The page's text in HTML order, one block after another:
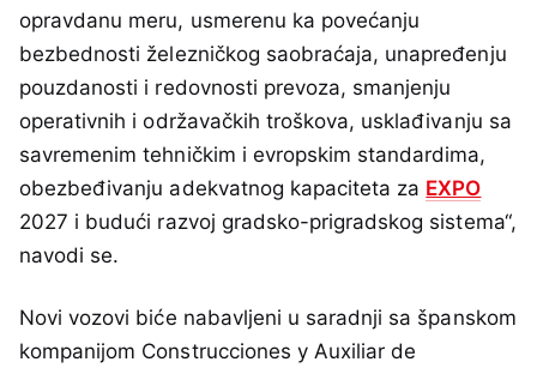
opravdanu meru, usmerenu ka povećanju
bezbednosti železničkog saobraćaja, unapređenju
pouzdanosti i redovnosti prevoza, smanjenju
operativnih i održavačkih troškova, usklađivanju sa
savremenim tehničkim i evropskim standardima,
obezbeđivanju adekvatnog kapaciteta za EXPO
2027 i budući razvoj gradsko-prigradskog sistema“,
navodi se.
Novi vozovi biće nabavljeni u saradnji sa španskom
kompanijom Construcciones y Auxiliar de